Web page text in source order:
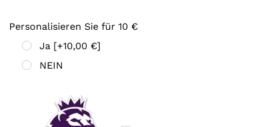
Personalisieren Sie für 10 €
Ja [+10,00 €]
NEIN